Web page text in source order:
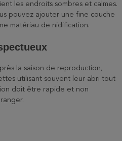
les endroits sombres et calmes.
pouvez ajouter une fine couche
matériau de nidification.
la saison de reproduction,
utilisant souvent leur abri tout
doit être rapide et non